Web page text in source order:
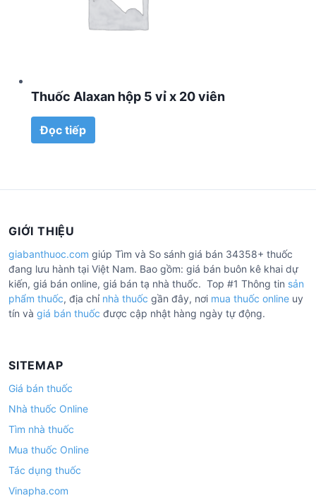
Thuốc Alaxan hộp 5 vỉ x 20 viên
Đọc tiếp
GIỚI THIỆU
giabanthuoc.com giúp Tìm và So sánh giá bán 34358+ thuốc
đang lưu hành tại Việt Nam. Bao gồm: giá bán buôn kê khai dự
kiến, giá bán online, giá bán tạ nhà thuốc. Top #1 Thông tin sản
phẩm thuốc, địa chỉ nhà thuốc gần đây, nơi mua thuốc online uy
tín và giá bán thuốc được cập nhật hàng ngày tự động.
SITEMAP
Giá bán thuốc
Nhà thuốc Online
Tìm nhà thuốc
Mua thuốc Online
Tác dụng thuốc
Vinapha.com